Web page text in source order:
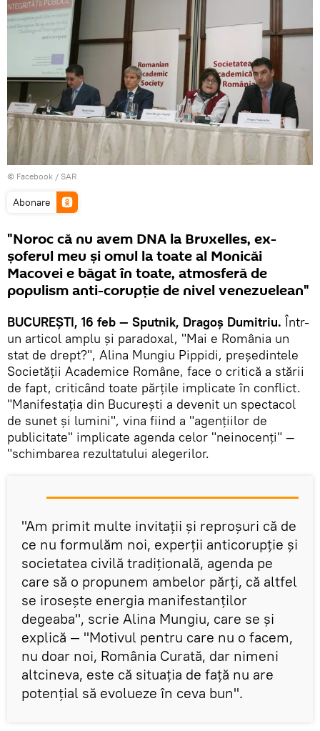
© Facebook / SAR
Abonare
"Noroc că nu avem DNA la Bruxelles, ex-
șoferul meu și omul la toate al Monicăi
Macovei e băgat în toate, atmosferă de
populism anti-corupție de nivel venezuelean"
BUCUREȘTI, 16 feb — Sputnik, Dragoș Dumitriu. Într-
un articol amplu și paradoxal, "Mai e România un
stat de drept?", Alina Mungiu Pippidi, președintele
Societății Academice Române, face o critică a stării
de fapt, criticând toate părțile implicate în conflict.
"Manifestația din București a devenit un spectacol
de sunet și lumini", vina fiind a "agențiilor de
publicitate" implicate agenda celor "neinocenți" —
"schimbarea rezultatului alegerilor.
"Am primit multe invitații și reproșuri că de
ce nu formulăm noi, experții anticorupție și
societatea civilă tradițională, agenda pe
care să o propunem ambelor părți, că altfel
se irosește energia manifestanților
degeaba", scrie Alina Mungiu, care se și
explică — "Motivul pentru care nu o facem,
nu doar noi, România Curată, dar nimeni
altcineva, este că situația de față nu are
potențial să evolueze în ceva bun".